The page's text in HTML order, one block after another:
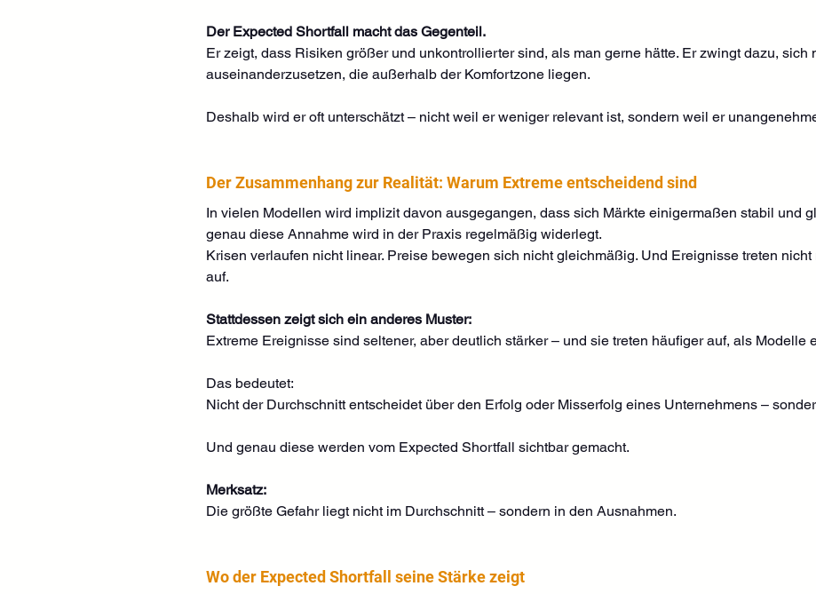
Der Expected Shortfall macht das Gegenteil.
Er zeigt, dass Risiken größer und unkontrollierter sind, als man gerne hätte. Er zwingt dazu, sich
auseinanderzusetzen, die außerhalb der Komfortzone liegen.
Deshalb wird er oft unterschätzt – nicht weil er weniger relevant ist, sondern weil er
Der Zusammenhang zur Realität: Warum Extreme entscheidend sind
In vielen Modellen wird implizit davon ausgegangen, dass sich Märkte einigermaßen stabil und
genau diese Annahme wird in der Praxis regelmäßig widerlegt.
Krisen verlaufen nicht linear. Preise bewegen sich nicht gleichmäßig. Und Ereignisse treten nicht
auf.
Stattdessen zeigt sich ein anderes Muster:
Extreme Ereignisse sind seltener, aber deutlich stärker – und sie treten häufiger auf, als Modelle
Das bedeutet:
Nicht der Durchschnitt entscheidet über den Erfolg oder Misserfolg eines Unternehmens –
Und genau diese werden vom Expected Shortfall sichtbar gemacht.
Merksatz:
Die größte Gefahr liegt nicht im Durchschnitt – sondern in den Ausnahmen.
Wo der Expected Shortfall seine Stärke zeigt